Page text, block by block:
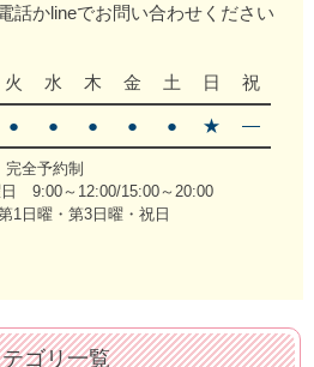
話かlineでお問い合わせください
火 水 木 金 土 日 祝
● ● ● ● ● ★ ―
完全予約制
9:00～12:00/15:00～20:00
1日曜・第3日曜・祝日
ゴリ一覧